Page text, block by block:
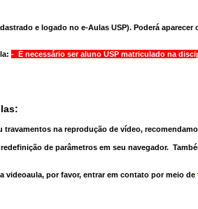
e logado no e-Aulas USP). Poderá aparecer
- É necessário ser aluno USP matriculado na
na reprodução de vídeo,
de parâmetros em seu navegador.
videoaula, por favor, entrar em contato por meio de